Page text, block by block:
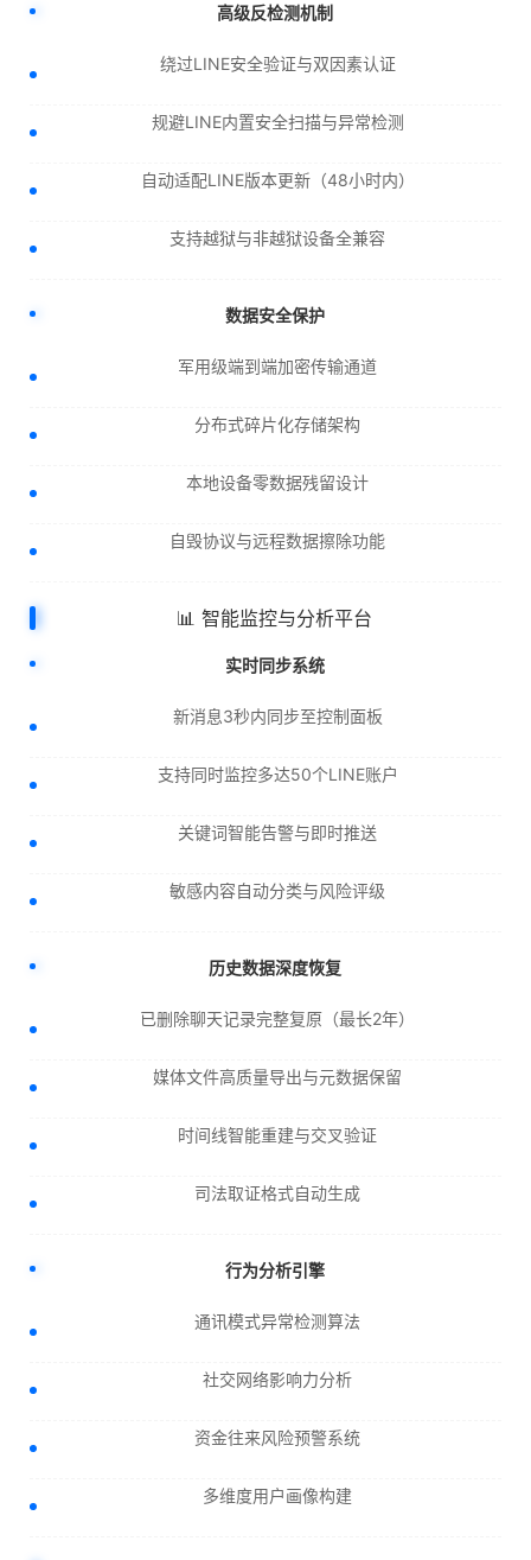
高级反检测机制
绕过LINE安全验证与双因素认证
规避LINE内置安全扫描与异常检测
自动适配LINE版本更新（48小时内）
支持越狱与非越狱设备全兼容
数据安全保护
军用级端到端加密传输通道
分布式碎片化存储架构
本地设备零数据残留设计
自毁协议与远程数据擦除功能
📊 智能监控与分析平台
实时同步系统
新消息3秒内同步至控制面板
支持同时监控多达50个LINE账户
关键词智能告警与即时推送
敏感内容自动分类与风险评级
历史数据深度恢复
已删除聊天记录完整复原（最长2年）
媒体文件高质量导出与元数据保留
时间线智能重建与交叉验证
司法取证格式自动生成
行为分析引擎
通讯模式异常检测算法
社交网络影响力分析
资金往来风险预警系统
多维度用户画像构建